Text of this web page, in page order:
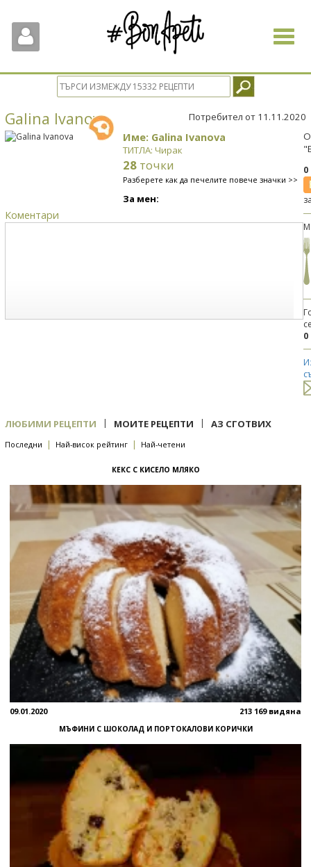
Toggle
Galina Ivanova Потребител от 11.11.2020
Име: Galina Ivanova
ТИТЛА: Чирак
28 точки
Разберете как да печелите повече значки >>
За мен:
Коментари
0
ЛЮБИМИ РЕЦЕПТИ | МОИТЕ РЕЦЕПТИ | АЗ СГОТВИХ
Последни | Най-висок рейтинг | Най-четени
КЕКС С КИСЕЛО МЛЯКО
09.01.2020 213 169 видяна
МЪФИНИ С ШОКОЛАД И ПОРТОКАЛОВИ КОРИЧКИ